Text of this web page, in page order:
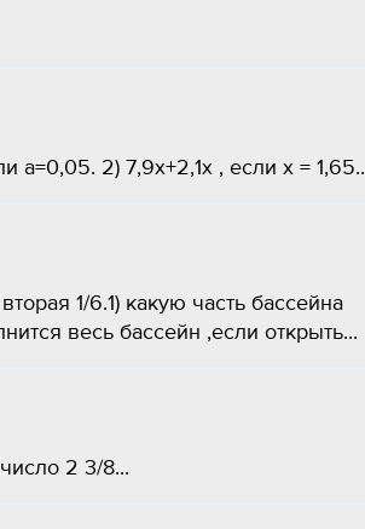
а=0,05. 2) 7,9х+2,1х , если х =
1/6.1) какую часть бассейна
весь бассейн ,если открыть...
2 3/8...